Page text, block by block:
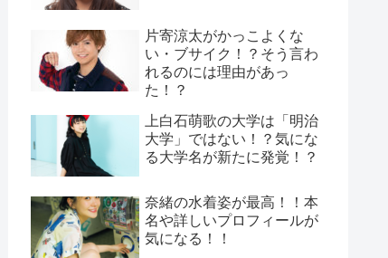
片寄涼太がかっこよくな
い・ブサイク！？そう言わ
れるのには理由があっ
た！？
上白石萌歌の大学は「明治
大学」ではない！？気にな
る大学名が新たに発覚！？
奈緒の水着姿が最高！！本
名や詳しいプロフィールが
気になる！！